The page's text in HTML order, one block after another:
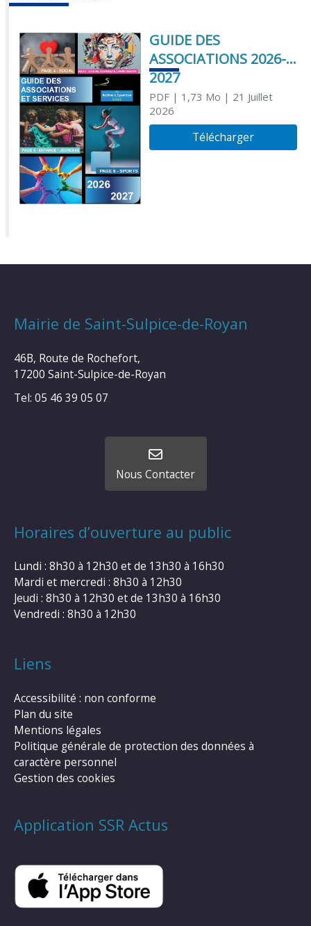
GUIDE DES
ASSOCIATIONS 2026-
2027
PDF| 1,73 Mo | 21 Juillet
2026
Télécharger
Mairie de Saint-Sulpice-de-Royan
46B, Route de Rochefort,
17200 Saint-Sulpice-de-Royan
Tel: 05 46 39 05 07
Nous Contacter
Horaires d’ouverture au public
Lundi : 8h30 à 12h30 et de 13h30 à 16h30
Mardi et mercredi : 8h30 à 12h30
Jeudi : 8h30 à 12h30 et de 13h30 à 16h30
Vendredi : 8h30 à 12h30
Liens
Accessibilité : non conforme
Plan du site
Mentions légales
Politique générale de protection des données à
caractère personnel
Gestion des cookies
Application SSR Actus